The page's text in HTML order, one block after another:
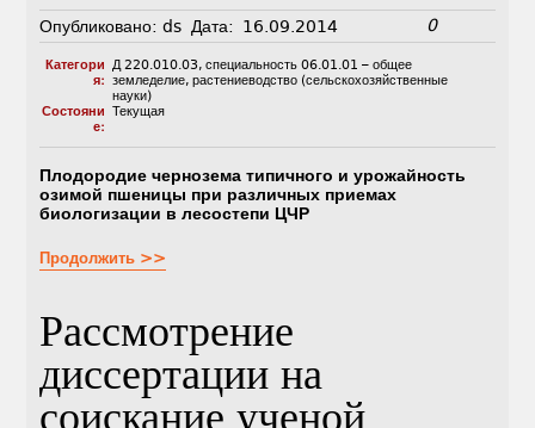
Опубликовано: ds Дата: 16.09.2014 0
Категори
я:
Д 220.010.03, специальность 06.01.01 – общее
земледелие, растениеводство (сельскохозяйственные
науки)
Состояни
е:
Текущая
Плодородие чернозема типичного и урожайность
озимой пшеницы при различных приемах
биологизации в лесостепи ЦЧР
Продолжить >>
Рассмотрение
диссертации на